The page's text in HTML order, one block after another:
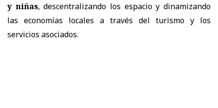
y niñas, descentralizando los espacio y dinamizando
las economías locales a través del turismo y los
servicios asociados.